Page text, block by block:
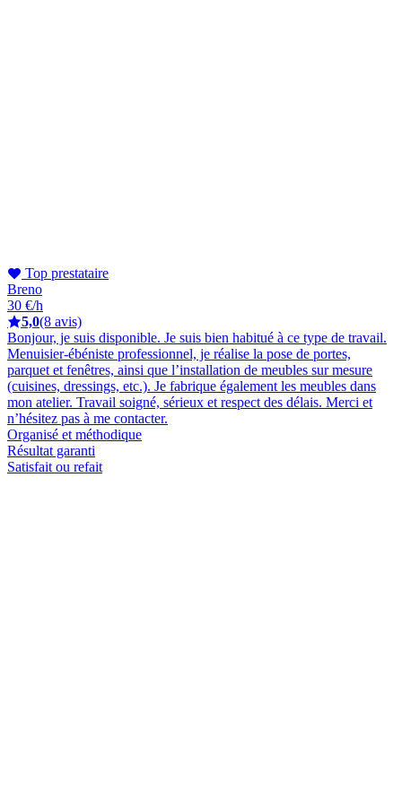
Top prestataire
Breno
30 €/h
5,0(8 avis)
Bonjour, je suis disponible. Je suis bien habitué à ce type de travail.
Menuisier-ébéniste professionnel, je réalise la pose de portes,
parquet et fenêtres, ainsi que l’installation de meubles sur mesure
(cuisines, dressings, etc.). Je fabrique également les meubles dans
mon atelier. Travail soigné, sérieux et respect des délais. Merci et
n’hésitez pas à me contacter.
Organisé et méthodique
Résultat garanti
Satisfait ou refait